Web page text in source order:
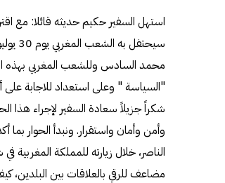
استهل السفير حكيم حديثه قائلا: مع
محمد السادس وللشعب المغربي بهذه
"السياسة " وعلى استعداد للاجابة على
شكراً جزيلاً سعادة السفير لإجراء هذا
وأمن وأمان واستقرار. ونبدأ الحوار
الناصر، خلال زيارته للمملكة
مضاعف للرقي بالعلاقات بين